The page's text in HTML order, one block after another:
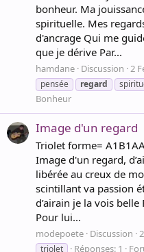
bonheur. Ma
spirituelle. Mes
d'ancrage Qui me
que je dérive Par...
hamdane Discussion 2
pensée
regard
Bonheur
Image d'un regard
Triolet forme=
Image d'un regard,
libérée au creux de
scintillant va passion
d’airain je la vois
Pour lui...
modepoete Discussion
triolet
Réponses: 1